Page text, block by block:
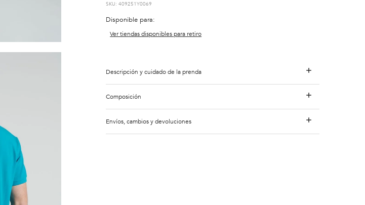
:409251Y0069
Disponible para:
Ver tiendas disponibles para retiro
Descripción y cuidado de la prenda
Composición
Envíos, cambios y devoluciones